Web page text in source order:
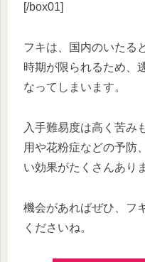
[/box01]
フキは、国内のいたる
時期が限られるため、
なってしまいます。
入手難易度は高く苦み
用や花粉症などの予防
い効果がたくさんあり
機会があればぜひ、フ
くださいね。